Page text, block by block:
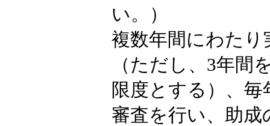
い。）
複数年間にわた
（ただし、3年間
限度とする）、
審査を行い、助成